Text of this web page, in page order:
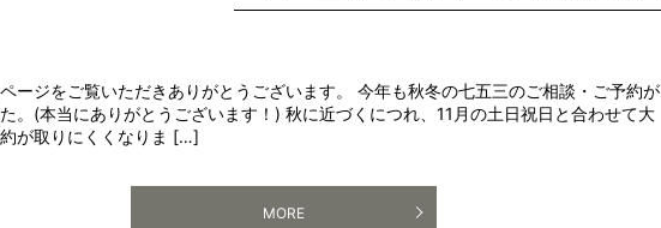
ージをご覧いただきありがとうございます。 今年も秋冬の七五三のご相談・ご予約が
。(本当にありがとうございます！) 秋に近づくにつれ、11月の土日祝日と合わせて大
が取りにくくなりま […]
MORE